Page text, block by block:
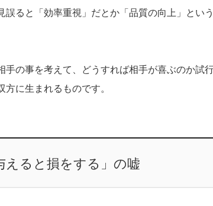
誤ると「効率重視」だとか「品質の向上」とい
手の事を考えて、どうすれば相手が喜ぶのか試
方に生まれるものです。
えると損をする」の嘘